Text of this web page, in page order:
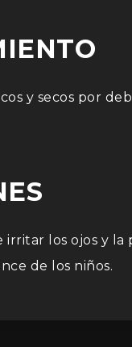
y secos por
irritar los ojos y
de los niños.